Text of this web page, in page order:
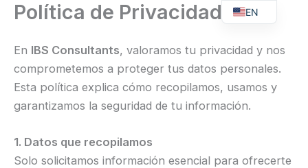
Skip
content
Política de Privacidad
En IBS Consultants, valoramos tu privacidad y nos
comprometemos a proteger tus datos personales.
Esta política explica cómo recopilamos, usamos y
garantizamos la seguridad de tu información.
1. Datos que recopilamos
Solo solicitamos información esencial para ofrecerte
EN